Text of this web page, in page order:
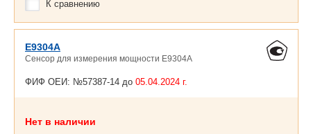
К сравнению
E9304A
Сенсор для измерения мощности E9304A
ФИФ ОЕИ: №57387-14 до 05.04.2024 г.
Нет в наличии